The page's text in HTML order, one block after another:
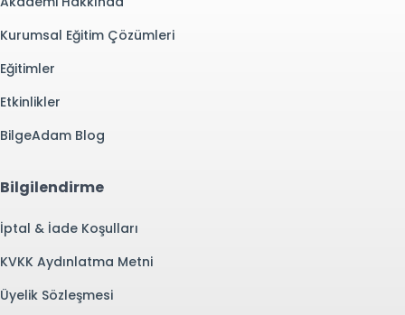
Kurumsal Eğitim Çözümleri
Eğitimler
Etkinlikler
BilgeAdam Blog
Bilgilendirme
İptal & İade Koşulları
KVKK Aydınlatma Metni
Üyelik Sözleşmesi